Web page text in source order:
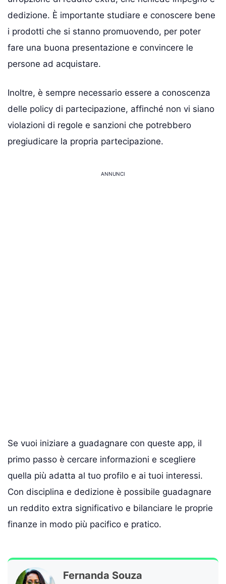
dedizione. È importante studiare e conoscere bene
i prodotti che si stanno promuovendo, per poter
fare una buona presentazione e convincere le
persone ad acquistare.
Inoltre, è sempre necessario essere a conoscenza
delle policy di partecipazione, affinché non vi siano
violazioni di regole e sanzioni che potrebbero
pregiudicare la propria partecipazione.
ANNUNCI
Se vuoi iniziare a guadagnare con queste app, il
primo passo è cercare informazioni e scegliere
quella più adatta al tuo profilo e ai tuoi interessi.
Con disciplina e dedizione è possibile guadagnare
un reddito extra significativo e bilanciare le proprie
finanze in modo più pacifico e pratico.
Fernanda Souza